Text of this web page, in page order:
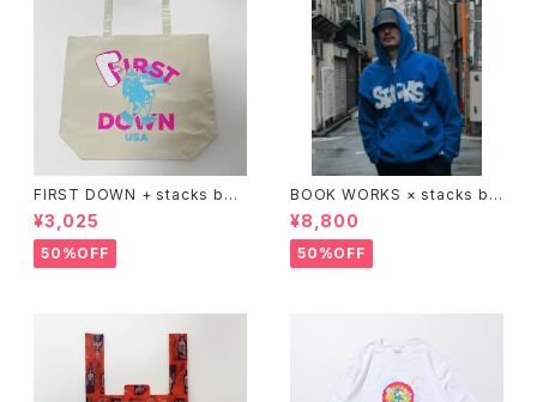
FIRST DOWN + stacks boo
kstore BIG TOTE
¥3,025
50%OFF
BOOK WORKS × stacks bo
okstore "Jimbocho Beat Li
brary zip up hood"
¥8,800
50%OFF